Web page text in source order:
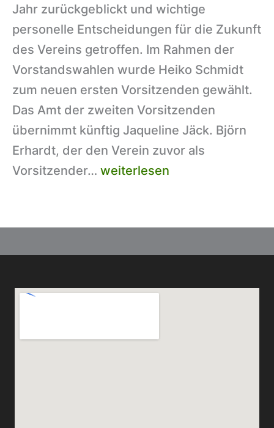
Jahr zurückgeblickt und wichtige
personelle Entscheidungen für die Zukunft
des Vereins getroffen. Im Rahmen der
Vorstandswahlen wurde Heiko Schmidt
zum neuen ersten Vorsitzenden gewählt.
Das Amt der zweiten Vorsitzenden
übernimmt künftig Jaqueline Jäck. Björn
Erhardt, der den Verein zuvor als
Vorsitzender… Jahreshauptversammlung
Januar
weiterlesen